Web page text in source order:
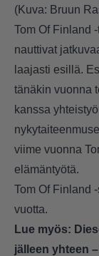
(Kuva: Bruun
Tom Of Finland
nauttivat
laajasti esillä.
tänäkin vuonna
kanssa
viime vuonna
elämäntyötä.
Tom Of Finland
vuotta.
Lue myös:
jälleen yhteen